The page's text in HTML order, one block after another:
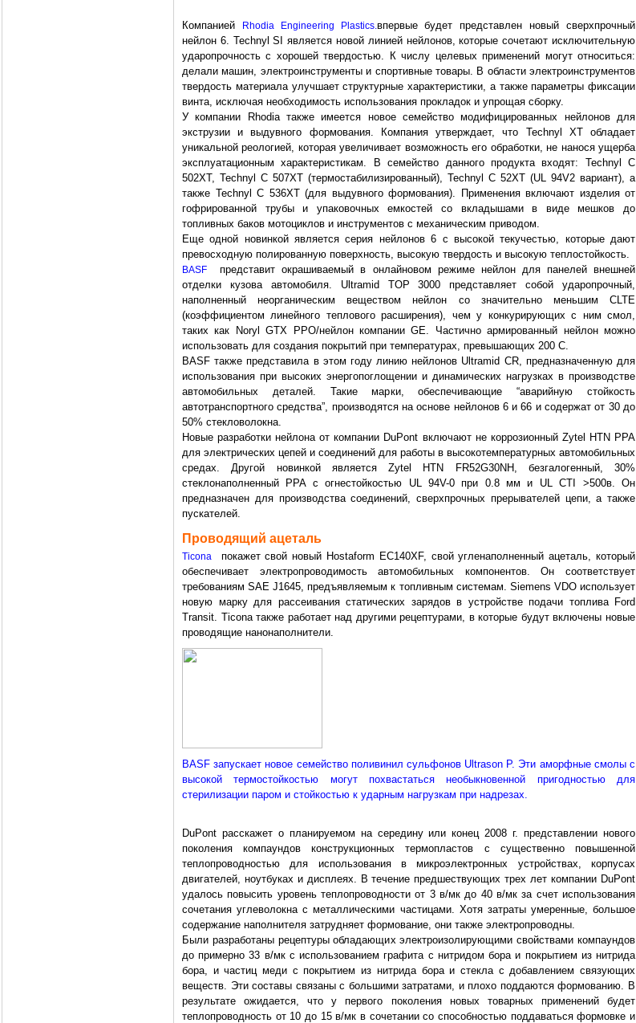
Компанией Rhodia Engineering Plastics.впервые будет представлен новый сверхпрочный
нейлон 6. Technyl SI является новой линией нейлонов, которые сочетают исключительную
ударопрочность с хорошей твердостью. К числу целевых применений могут относиться:
делали машин, электроинструменты и спортивные товары. В области электроинструментов
твердость материала улучшает структурные характеристики, а также параметры фиксации
винта, исключая необходимость использования прокладок и упрощая сборку.
У компании Rhodia также имеется новое семейство модифицированных нейлонов для
экструзии и выдувного формования. Компания утверждает, что Technyl XT обладает
уникальной реологией, которая увеличивает возможность его обработки, не нанося ущерба
эксплуатационным характеристикам. В семейство данного продукта входят: Technyl C
502XT, Technyl C 507XT (термостабилизированный), Technyl C 52XT (UL 94V2 вариант), а
также Technyl C 536XT (для выдувного формования). Применения включают изделия от
гофрированной трубы и упаковочных емкостей со вкладышами в виде мешков до
топливных баков мотоциклов и инструментов с механическим приводом.
Еще одной новинкой является серия нейлонов 6 с высокой текучестью, которые дают
превосходную полированную поверхность, высокую твердость и высокую теплостойкость.
BASF
представит окрашиваемый в онлайновом режиме нейлон для панелей внешней
отделки кузова автомобиля. Ultramid TOP 3000 представляет собой ударопрочный,
наполненный неорганическим веществом нейлон со значительно меньшим CLTE
(коэффициентом линейного теплового расширения), чем у конкурирующих с ним смол,
таких как Noryl GTX PPO/нейлон компании GE. Частично армированный нейлон можно
использовать для создания покрытий при температурах, превышающих 200 C.
BASF также представила в этом году линию нейлонов Ultramid CR, предназначенную для
использования при высоких энергопоглощении и динамических нагрузках в производстве
автомобильных деталей. Такие марки, обеспечивающие “аварийную стойкость
автотранспортного средства”, производятся на основе нейлонов 6 и 66 и содержат от 30 до
50% стекловолокна.
Новые разработки нейлона от компании DuPont включают не коррозионный Zytel HTN PPA
для электрических цепей и соединений для работы в высокотемпературных автомобильных
средах. Другой новинкой является Zytel HTN FR52G30NH, безгалогенный, 30%
стеклонаполненный PPA с огнестойкостью UL 94V-0 при 0.8 мм и UL CTI >500в. Он
предназначен для производства соединений, сверхпрочных прерывателей цепи, а также
пускателей.
Проводящий ацеталь
Ticona
покажет свой новый Hostaform EC140XF, свой угленаполненный ацеталь, который
обеспечивает электропроводимость автомобильных компонентов. Он соответствует
требованиям SAE J1645, предъявляемым к топливным системам. Siemens VDO использует
новую марку для рассеивания статических зарядов в устройстве подачи топлива Ford
Transit. Ticona также работает над другими рецептурами, в которые будут включены новые
проводящие нанонаполнители.
BASF запускает новое семейство поливинил сульфонов Ultrason P. Эти аморфные смолы с
высокой термостойкостью могут похвастаться необыкновенной пригодностью для
стерилизации паром и стойкостью к ударным нагрузкам при надрезах.
DuPont расскажет о планируемом на середину или конец 2008 г. представлении нового
поколения компаундов конструкционных термопластов с существенно повышенной
теплопроводностью для использования в микроэлектронных устройствах, корпусах
двигателей, ноутбуках и дисплеях. В течение предшествующих трех лет компании DuPont
удалось повысить уровень теплопроводности от 3 в/мк до 40 в/мк за счет использования
сочетания углеволокна с металлическими частицами. Хотя затраты умеренные, большое
содержание наполнителя затрудняет формование, они также электропроводны.
Были разработаны рецептуры обладающих электроизолирующими свойствами компаундов
до примерно 33 в/мк с использованием графита с нитридом бора и покрытием из нитрида
бора, и частиц меди с покрытием из нитрида бора и стекла с добавлением связующих
веществ. Эти составы связаны с большими затратами, и плохо поддаются формованию. В
результате ожидается, что у первого поколения новых товарных применений будет
теплопроводность от 10 до 15 в/мк в сочетании со способностью поддаваться формовке и